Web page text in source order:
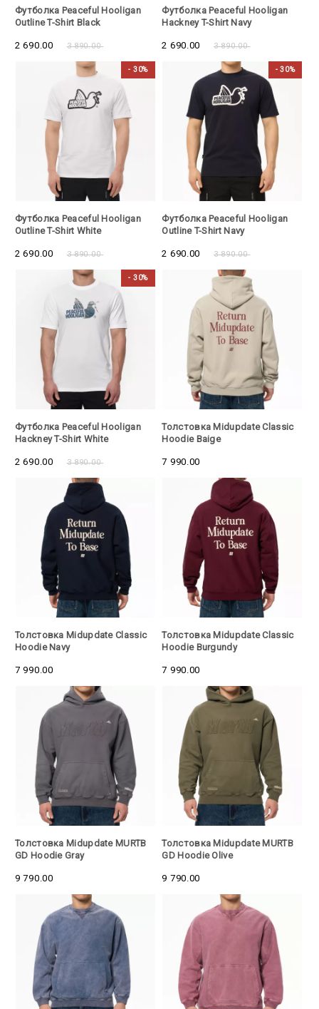
Футболка Peaceful Hooligan
Outline T-Shirt Black
3 890.00
2 690.00
Футболка Peaceful Hooligan
Hackney T-Shirt Navy
3 890.00
2 690.00
- 30%
Футболка Peaceful Hooligan
Outline T-Shirt White
3 890.00
2 690.00
- 30%
Футболка Peaceful Hooligan
Outline T-Shirt Navy
3 890.00
2 690.00
- 30%
Футболка Peaceful Hooligan
Hackney T-Shirt White
3 890.00
2 690.00
Толстовка Midupdate Classic
Hoodie Baige
7 990.00
Толстовка Midupdate Classic
Hoodie Navy
7 990.00
Толстовка Midupdate Classic
Hoodie Burgundy
7 990.00
Толстовка Midupdate MURTB
GD Hoodie Gray
9 790.00
Толстовка Midupdate MURTB
GD Hoodie Olive
9 790.00